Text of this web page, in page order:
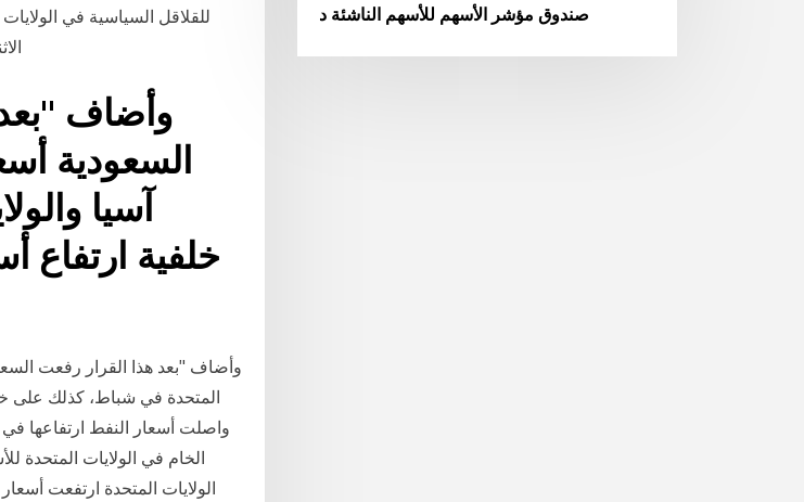
الاثنين (20 أبريل/
السعودية
آسيا
خلفية ارتفاع
المتحدة في شباط، كذلك على
واصلت أسعار النفط ارتفاعها في
الخام في الولايات المتحدة
صندوق مؤشر الأسهم للأسهم الناشئة د